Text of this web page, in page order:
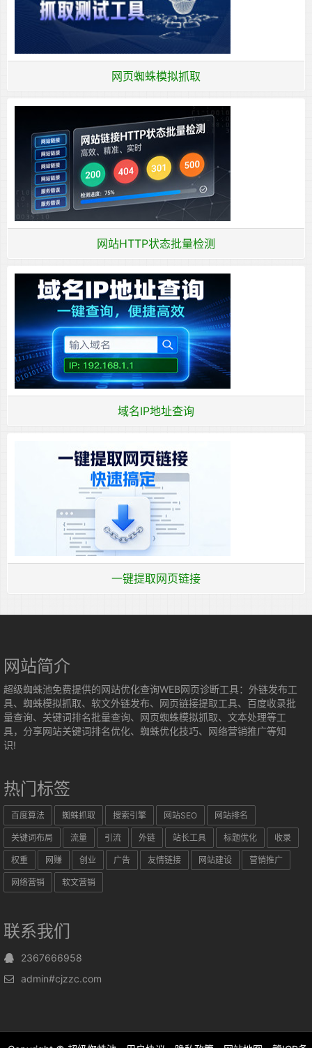
网页蜘蛛模拟抓取
网站HTTP状态批量检测
域名IP地址查询
一键提取网页链接
网站简介
超级蜘蛛池免费提供的网站优化查询WEB网页诊断工具：外链发布工
具、蜘蛛模拟抓取、软文外链发布、网页链接提取工具、百度收录批
量查询、关键词排名批量查询、网页蜘蛛模拟抓取、文本处理等工
具，分享网站关键词排名优化、蜘蛛优化技巧、网络营销推广等知
识!
热门标签
百度算法 蜘蛛抓取 搜索引擎 网站SEO 网站排名
关键词布局 流量 引流 外链 站长工具 标题优化 收录
权重 网赚 创业 广告 友情链接 网站建设 营销推广
网络营销 软文营销
联系我们
2367666958
admin#cjzzc.com